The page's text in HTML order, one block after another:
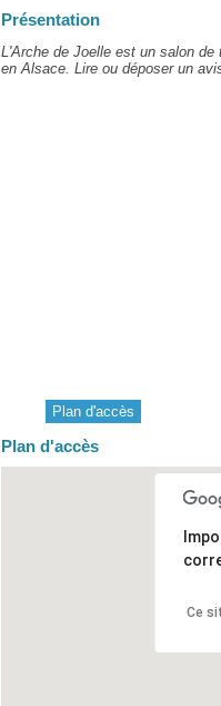
Présentation
L'Arche de Joelle est un salon
en Alsace. Lire ou déposer un
Plan d'accès
Plan d'accès
Ce